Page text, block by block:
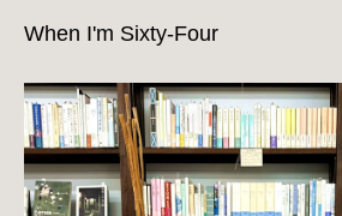
When I'm Sixty-Four